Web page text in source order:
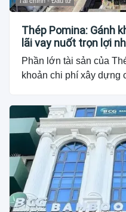
Thép Pomina: Gánh
lãi vay nuốt trọn lợi
Phần lớn tài sản của
khoản chi phí xây dựng